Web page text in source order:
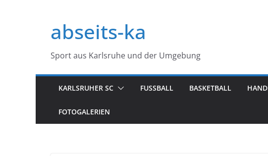
springenabseits-ka
Sport aus Karlsruhe und der Umgebung
KARLSRUHER SC FUSSBALL BASKETBALL
FOTOGALERIEN